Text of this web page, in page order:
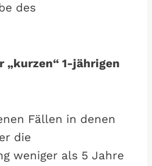
des
1-jährigen
Fällen in denen
die
weniger als 5 Jahre